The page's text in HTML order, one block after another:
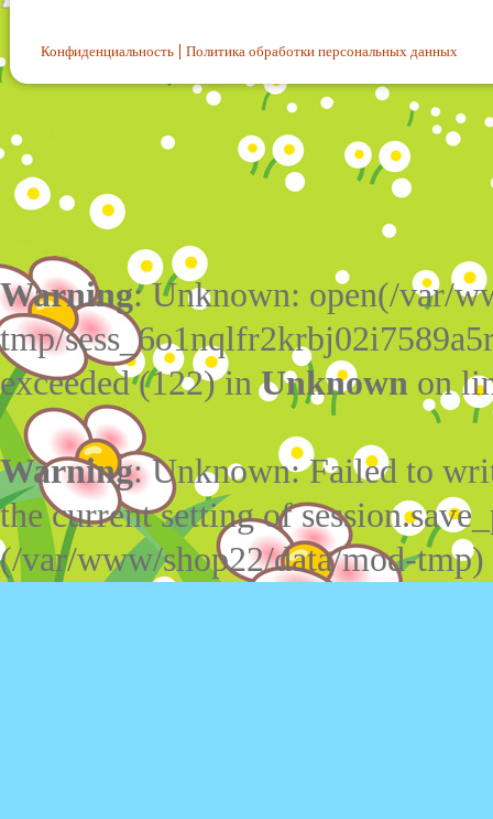
Конфиденциальность Политика обработки персональных данных
Warning: Unknown: open(/var/
tmp/
exceeded (122) inUnknown on
Warning: Unknown: Failed to
the current setting of
(/var/www/shop22/data/mod-